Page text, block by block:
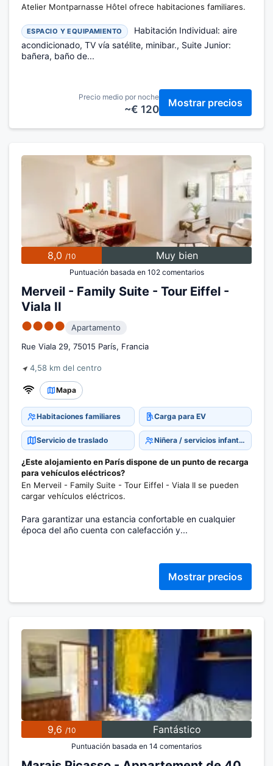
Atelier Montparnasse Hôtel ofrece habitaciones familiares.
ESPACIO Y EQUIPAMIENTO
Habitación Individual: aire
acondicionado, TV vía satélite, minibar., Suite Junior:
bañera, baño de...
Precio medio por noche
~€ 120
Mostrar precios
8,0 /10 Muy bien
Puntuación basada en 102 comentarios
Merveil - Family Suite - Tour Eiffel -
Viala II
●●●●
Apartamento
Rue Viala 29, 75015 París, Francia
4,58 km del centro
Mapa
Habitaciones familiares Carga para EV
Servicio de traslado Niñera / servicios infantiles
¿Este alojamiento en París dispone de un punto de recarga
para vehículos eléctricos?
En Merveil - Family Suite - Tour Eiffel - Viala II se pueden
cargar vehículos eléctricos.
Para garantizar una estancia confortable en cualquier
época del año cuenta con calefacción y...
Mostrar precios
9,6 /10 Fantástico
Puntuación basada en 14 comentarios